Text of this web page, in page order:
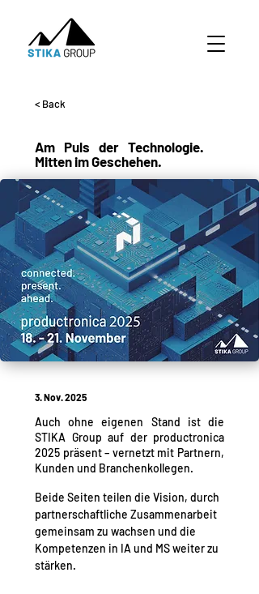
< Back
Am Puls der Technologie.
Mitten im Geschehen.
3. Nov. 2025
Auch ohne eigenen Stand ist die
STIKA Group auf der productronica
2025 präsent – vernetzt mit Partnern,
Kunden und Branchenkollegen.
Beide Seiten teilen die Vision, durch
partnerschaftliche Zusammenarbeit
gemeinsam zu wachsen und die
Kompetenzen in IA und MS weiter zu
stärken.